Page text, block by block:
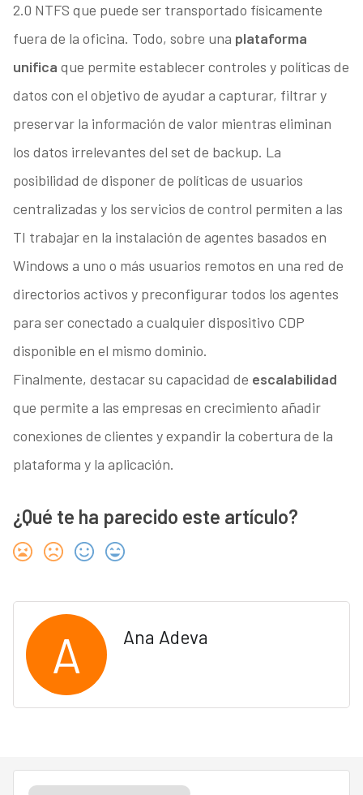
2.0 NTFS que puede ser transportado físicamente
fuera de la oficina. Todo, sobre una plataforma
unifica que permite establecer controles y políticas de
datos con el objetivo de ayudar a capturar, filtrar y
preservar la información de valor mientras eliminan
los datos irrelevantes del set de backup. La
posibilidad de disponer de políticas de usuarios
centralizadas y los servicios de control permiten a las
TI trabajar en la instalación de agentes basados en
Windows a uno o más usuarios remotos en una red de
directorios activos y preconfigurar todos los agentes
para ser conectado a cualquier dispositivo CDP
disponible en el mismo dominio.
Finalmente, destacar su capacidad de escalabilidad
que permite a las empresas en crecimiento añadir
conexiones de clientes y expandir la cobertura de la
plataforma y la aplicación.
¿Qué te ha parecido este artículo?
A Ana Adeva